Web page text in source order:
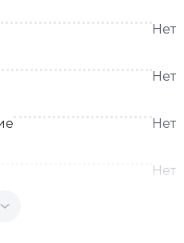
Нет
Нет
Нет
Нет